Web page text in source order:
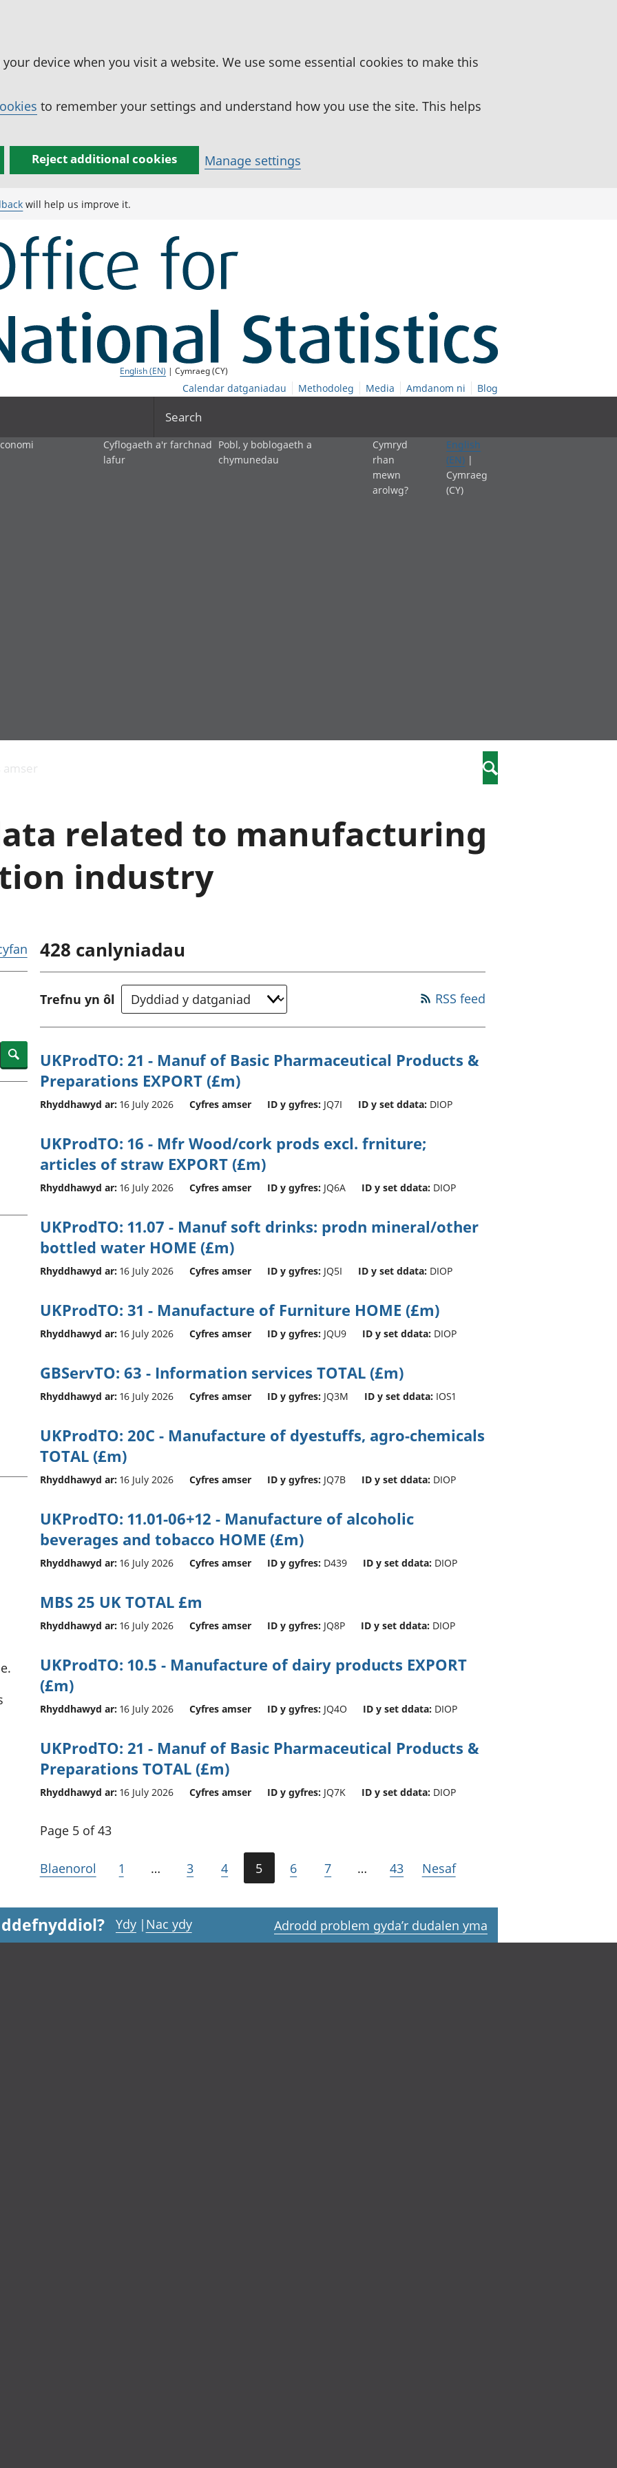
device when you visit a website. We use some essential cookies to make this
to remember your settings and understand how you use the site. This helps
Reject additional cookies Manage settings
will help us improve it.
English (EN) | Cymraeg (CY)
Calendar datganiadau Methodoleg Media Amdanom ni Blog
Search
Llwodraeth, y sector
cyhoeddus a threthi
Gros (CDG)
Gwerth Ychwanegol
phrisiau
Buddsoddiadau,
pensiynau ac
Cyfrifon gwladol
Cyflogaeth a'r farchnad
lafur
Pobl, y boblogaeth a
chymunedau
Etholiadau
Cymryd
rhan
mewn
arolwg?
English
(EN) |
Cymraeg
(CY)
amser Search
related to manufacturing
industry
Search
428 canlyniadau
Trefnu yn ôl RSS feed
UKProdTO: 21 - Manuf of Basic Pharmaceutical Products &
Preparations EXPORT (£m)
Rhyddhawyd ar: 16 July 2026 Cyfres amser ID y gyfres: JQ7I ID y set ddata: DIOP
UKProdTO: 16 - Mfr Wood/cork prods excl. frniture;
articles of straw EXPORT (£m)
Rhyddhawyd ar: 16 July 2026 Cyfres amser ID y gyfres: JQ6A ID y set ddata: DIOP
UKProdTO: 11.07 - Manuf soft drinks: prodn mineral/other
bottled water HOME (£m)
Rhyddhawyd ar: 16 July 2026 Cyfres amser ID y gyfres: JQ5I ID y set ddata: DIOP
UKProdTO: 31 - Manufacture of Furniture HOME (£m)
Rhyddhawyd ar: 16 July 2026 Cyfres amser ID y gyfres: JQU9 ID y set ddata: DIOP
GBServTO: 63 - Information services TOTAL (£m)
Rhyddhawyd ar: 16 July 2026 Cyfres amser ID y gyfres: JQ3M ID y set ddata: IOS1
UKProdTO: 20C - Manufacture of dyestuffs, agro-chemicals
TOTAL (£m)
Rhyddhawyd ar: 16 July 2026 Cyfres amser ID y gyfres: JQ7B ID y set ddata: DIOP
UKProdTO: 11.01-06+12 - Manufacture of alcoholic
beverages and tobacco HOME (£m)
Rhyddhawyd ar: 16 July 2026 Cyfres amser ID y gyfres: D439 ID y set ddata: DIOP
MBS 25 UK TOTAL £m
Rhyddhawyd ar: 16 July 2026 Cyfres amser ID y gyfres: JQ8P ID y set ddata: DIOP
UKProdTO: 10.5 - Manufacture of dairy products EXPORT
(£m)
Rhyddhawyd ar: 16 July 2026 Cyfres amser ID y gyfres: JQ4O ID y set ddata: DIOP
UKProdTO: 21 - Manuf of Basic Pharmaceutical Products &
Preparations TOTAL (£m)
Rhyddhawyd ar: 16 July 2026 Cyfres amser ID y gyfres: JQ7K ID y set ddata: DIOP
Page 5 of 43
Blaenorol 1 … 3 4 5 6 7 … 43 Nesaf
Ydy | Nac ydy Adrodd problem gyda’r dudalen yma